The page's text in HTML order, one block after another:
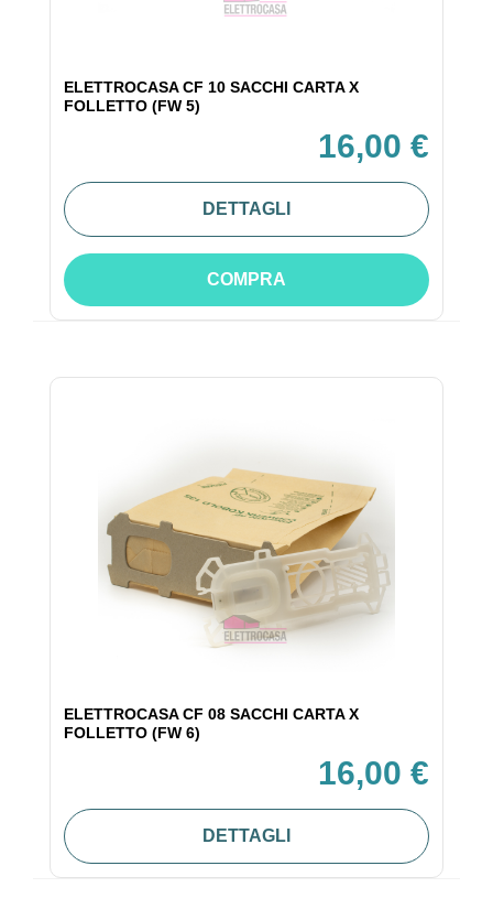
ELETTROCASA CF 10 SACCHI CARTA X
FOLLETTO (FW 5)
16,00 €
DETTAGLI
COMPRA
ELETTROCASA CF 08 SACCHI CARTA X
FOLLETTO (FW 6)
16,00 €
DETTAGLI